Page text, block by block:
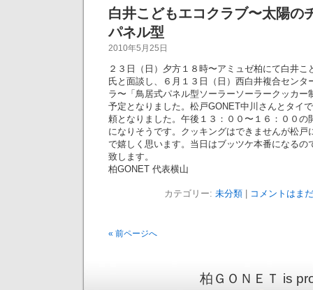
白井こどもエコクラブ〜太陽の
パネル型
2010年5月25日
２３日（日）夕方１８時〜アミュゼ柏にて白井こ
氏と面談し、６月１３日（日）西白井複合センタ
ラ〜「鳥居式パネル型ソーラーソーラークッカー
予定となりました。松戸GONET中川さんとタイ
頼となりました。午後１３：００〜１６：００の
になりそうです。クッキングはできませんが松戸
で嬉しく思います。当日はブッツケ本番になるの
致します。
柏GONET 代表横山
カテゴリー: 未分類 コメントはま
« 前ページへ
柏ＧＯＮＥＴ is